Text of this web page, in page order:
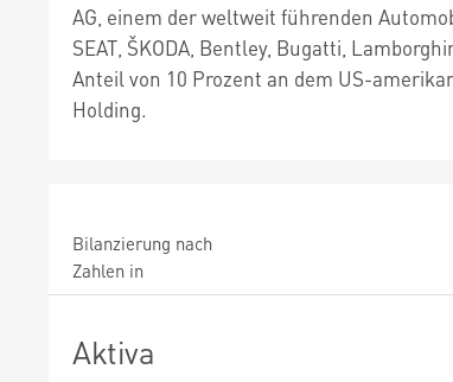
AG, einem der weltweit führenden
SEAT, ŠKODA, Bentley, Bugatti,
Anteil von 10 Prozent an dem US-
Holding.
Bilanzierung nach
Zahlen in
Aktiva